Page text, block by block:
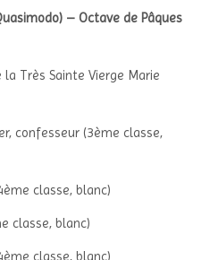
– Octave de Pâques
Très Sainte Vierge Marie
confesseur (3ème classe,
classe, blanc)
classe, blanc)
classe, blanc)